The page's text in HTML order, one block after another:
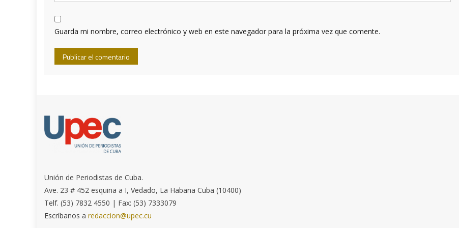
Guarda mi nombre, correo electrónico y web en este navegador para la próxima vez que comente.
Unión de Periodistas de Cuba.
Ave. 23 # 452 esquina a I, Vedado, La Habana Cuba (10400)
Telf. (53) 7832 4550 | Fax: (53) 7333079
Escríbanos aredaccion@upec.cu